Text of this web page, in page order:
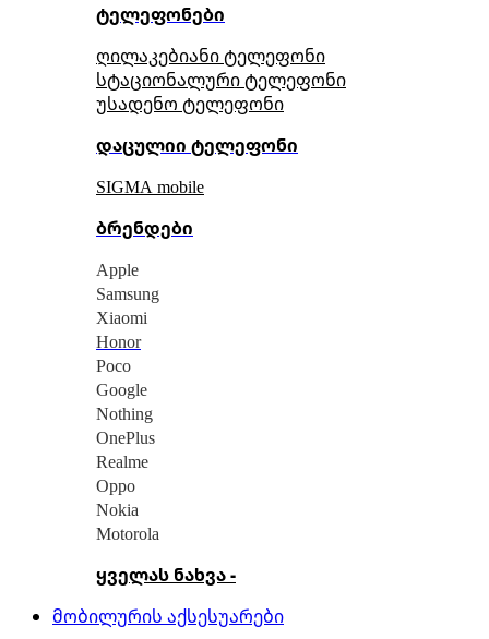
ტელეფონები
ღილაკებიანი ტელეფონი
სტაციონალური ტელეფონი
უსადენო ტელეფონი
დაცულიი ტელეფონი
SIGMA mobile
ბრენდები
Apple
Samsung
Xiaomi
Honor
Poco
Google
Nothing
OnePlus
Realme
Oppo
Nokia
Motorola
ყველას ნახვა -
მობილურის აქსესუარები